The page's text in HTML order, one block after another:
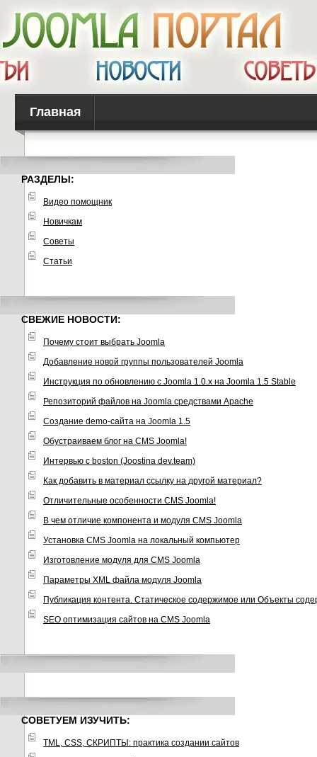
Главная
РАЗДЕЛЫ:
Видео помощник
Новичкам
Советы
Статьи
СВЕЖИЕ НОВОСТИ:
Почему стоит выбрать Joomla
Добавление новой группы пользователей Joomla
Инструкция по обновлению с Joomla 1.0.x на Joomla 1.5 Stable
Репозиторий файлов на Joomla средствами Apache
Создание demo-сайта на Joomla 1.5
Обустраиваем блог на CMS Joomla!
Интервью с boston (Joostina dev.team)
Как добавить в материал ссылку на другой материал?
Отличительные особенности CMS Joomla!
В чем отличие компонента и модуля CMS Joomla
Установка CMS Joomla на локальный компьютер
Изготовление модуля для CMS Joomla
Параметры XML файла модуля Joomla
Публикация контента. Статическое содержимое или Объекты
SEO оптимизация сайтов на CMS Joomla
СОВЕТУЕМ ИЗУЧИТЬ:
TML, CSS, СКРИПТЫ: практика создании сайтов